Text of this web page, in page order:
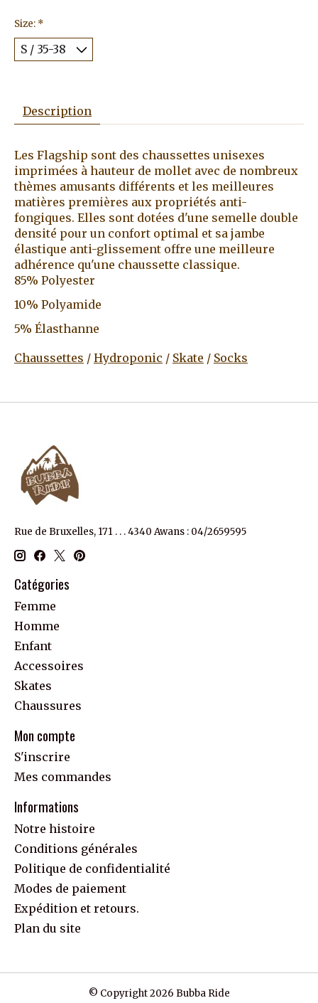
Size: *
Description
Les Flagship sont des chaussettes unisexes
imprimées à hauteur de mollet avec de nombreux
thèmes amusants différents et les meilleures
matières premières aux propriétés anti-
fongiques. Elles sont dotées d'une semelle double
densité pour un confort optimal et sa jambe
élastique anti-glissement offre une meilleure
adhérence qu'une chaussette classique.
85% Polyester
10% Polyamide
5% Élasthanne
Chaussettes / Hydroponic / Skate / Socks
Rue de Bruxelles, 171 . . . 4340 Awans : 04/2659595
Catégories
Femme
Homme
Enfant
Accessoires
Skates
Chaussures
Mon compte
S'inscrire
Mes commandes
Informations
Notre histoire
Conditions générales
Politique de confidentialité
Modes de paiement
Expédition et retours.
Plan du site
© Copyright 2026 Bubba Ride